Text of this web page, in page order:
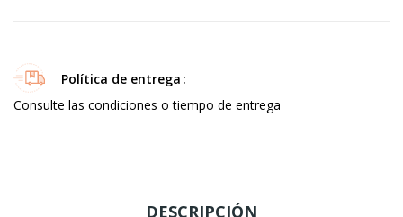
Política de entrega
Consulte las condiciones o tiempo de entrega
DESCRIPCIÓN